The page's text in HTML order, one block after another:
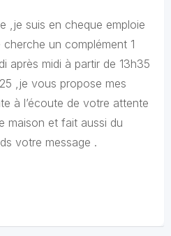
,je suis en cheque emploie
un complément 1
après midi à partir de 13h35
,je vous propose mes
à l’écoute de votre attente
maison et fait aussi du
votre message .